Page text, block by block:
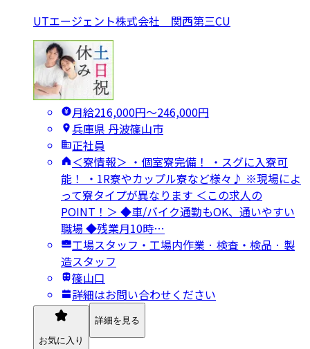
UTエージェント株式会社 関西第三CU
月給216,000円〜246,000円
兵庫県 丹波篠山市
正社員
＜寮情報＞ ・個室寮完備！ ・スグに入寮可
能！ ・1R寮やカップル寮など様々♪ ※現場によ
って寮タイプが異なります ＜この求人の
POINT！＞ ◆車/バイク通勤もOK、通いやすい
職場 ◆残業月10時…
工場スタッフ・工場内作業 · 検査・検品 · 製
造スタッフ
篠山口
詳細はお問い合わせください
お気に入り
詳細を見る